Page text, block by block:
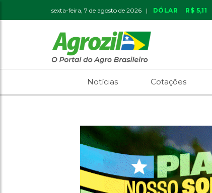
sexta-feira, 7 de agosto de 2026 | DÓLAR R$ 5,11
Notícias Cotações